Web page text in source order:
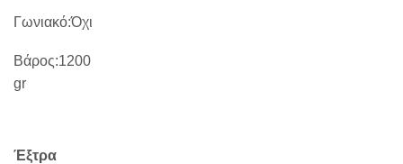
Γωνιακό:Όχι
Βάρος:1200
gr
Έξτρα